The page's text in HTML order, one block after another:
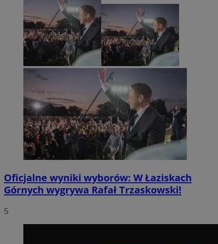
Oficjalne wyniki wyborów: W Łaziskach
Górnych wygrywa Rafał Trzaskowski!
5